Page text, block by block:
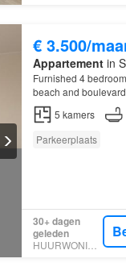
€ 3.500/
Appartementin
Furnished 4
beach and boulevard
5 kamers
Parkeerplaats
30+ dagen
geleden
HUURWONINGEN